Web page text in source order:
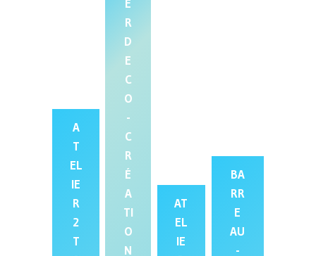
A
T
EL
IE
R
2
T
E
R
D
E
C
O
-
C
R
É
A
TI
O
N
AT
EL
IE
BA
RR
E
AU
-